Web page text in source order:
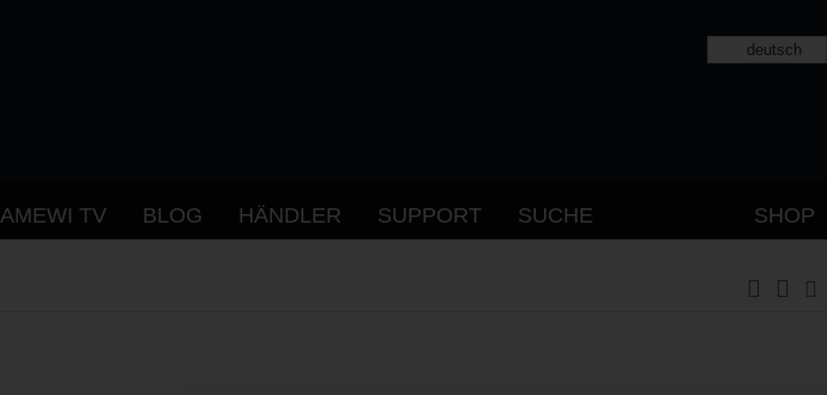
deutsch
AMEWI TV BLOG HÄNDLER SUPPORT SUCHE SHOP